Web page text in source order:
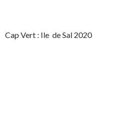
Cap Vert : Ile de Sal 2020